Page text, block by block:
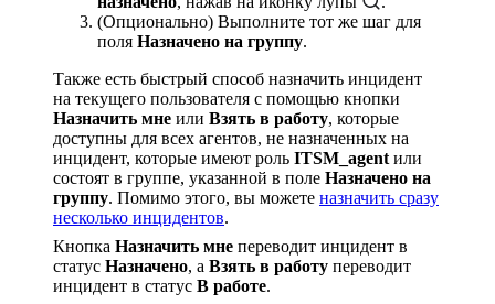
(Опционально) Выполните тот же шаг для
поля Назначено на группу.
Также есть быстрый способ назначить инцидент
на текущего пользователя с помощью кнопки
Назначить мне или Взять в работу, которые
доступны для всех агентов, не назначенных на
инцидент, которые имеют роль ITSM_agentили
состоят в группе, указанной в поле Назначено на
группу. Помимо этого, вы можете назначить сразу
несколько инцидентов.
Кнопка Назначить мне переводит инцидент в
статус Назначено, а Взять в работу переводит
инцидент в статус В работе.